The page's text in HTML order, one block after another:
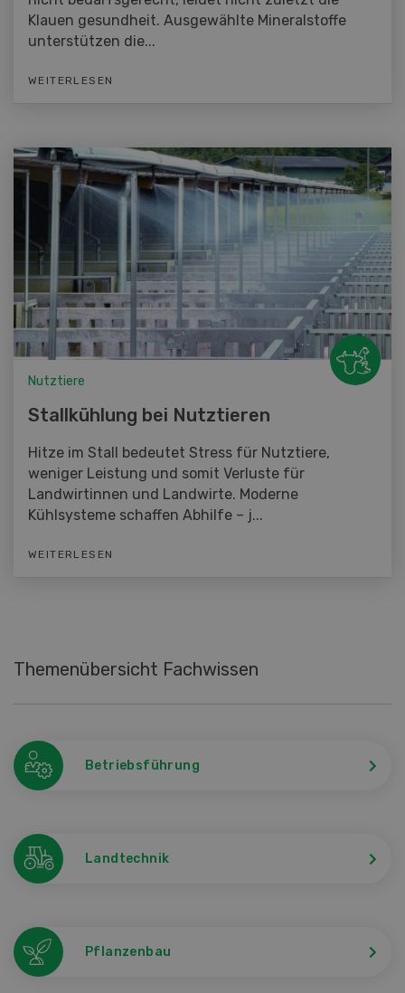
Klauen gesundheit. Ausgewählte Mineralstoffe
unterstützen die...
WEITERLESEN
Nutztiere
Stallkühlung bei Nutztieren
Hitze im Stall bedeutet Stress für Nutztiere,
weniger Leistung und somit Verluste für
Landwirtinnen und Landwirte. Moderne
Kühlsysteme schaffen Abhilfe – j...
WEITERLESEN
Themenübersicht Fachwissen
Betriebsführung
Landtechnik
Pflanzenbau